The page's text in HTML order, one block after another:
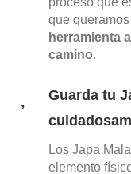
que
herramienta
camino
Guarda tu
Los Japa
elemento